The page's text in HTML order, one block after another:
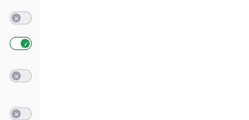
zu Messung der Werbeleistung
zu Messung der Performance von Inhalten
zu Analyse von Zielgruppen durch Statistiken oder Kombinationen von